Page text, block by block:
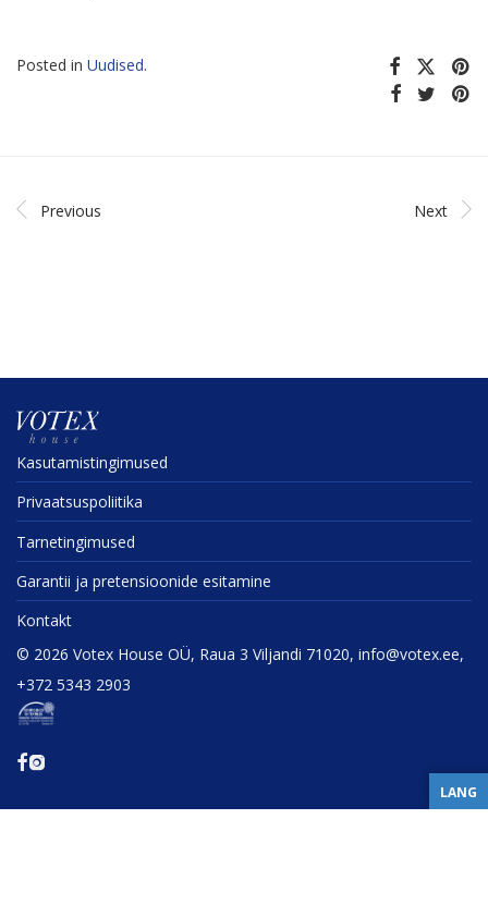
Posted in Uudised.
Previous Next
Kasuta­mis­tin­gi­mused
Privaat­sus­po­liitika
Tarne­tin­gi­mused
Garantii ja preten­sioonide esitamine
Kontakt
© 2026 Votex House OÜ, Raua 3 Viljandi 71020, info@votex.ee,
+372 5343 2903
LANG